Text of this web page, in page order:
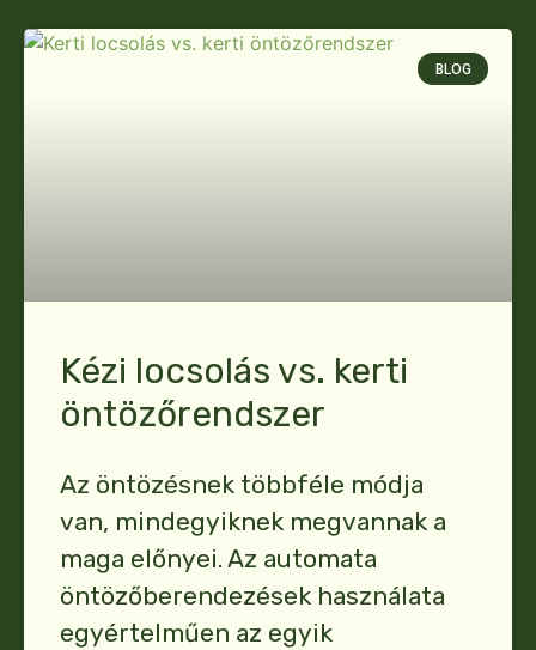
BLOG
Kézi locsolás vs. kerti
öntözőrendszer
Az öntözésnek többféle módja
van, mindegyiknek megvannak a
maga előnyei. Az automata
öntözőberendezések használata
egyértelműen az egyik